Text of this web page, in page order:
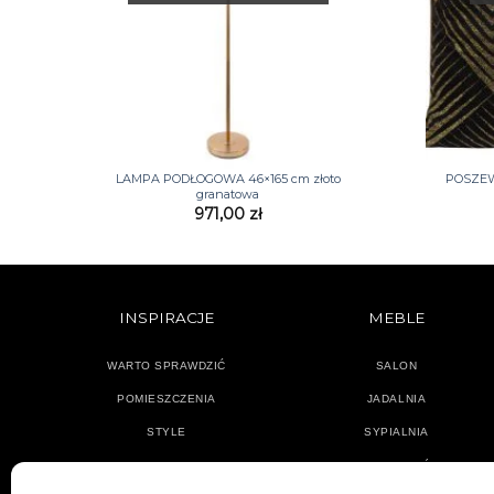
LAMPA PODŁOGOWA 46×165 cm złoto
granatowa
971,00 zł
+
INSPIRACJE
WARTO SPRAWDZIĆ
POMIESZCZENIA
STYLE
MEBLE
SALON
JADALNIA
SYPIALNIA
PRZEDPOKÓJ